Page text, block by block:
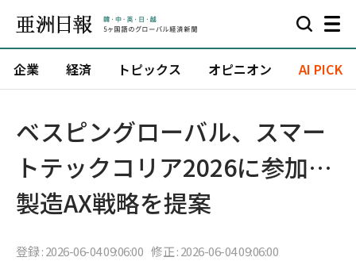
企業 経済 トピックス オピニオン AI PICK
ベスピングローバル、スマー
トテックコリア2026に参加…
製造AX戦略を提案
登録 : 2026-06-04 09:06:00 修正 : 2026-06-04 09:06:00